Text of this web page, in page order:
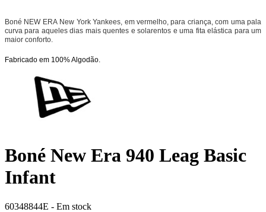
Boné NEW ERANew York Yankees, em vermelho, para criança, com uma pala
curva para aqueles dias mais quentes e solarentos e uma fita elástica para um
maior conforto.
Fabricado em 100% Algodão.
Boné New Era 940 Leag Basic
Infant
60348844E - Em stock